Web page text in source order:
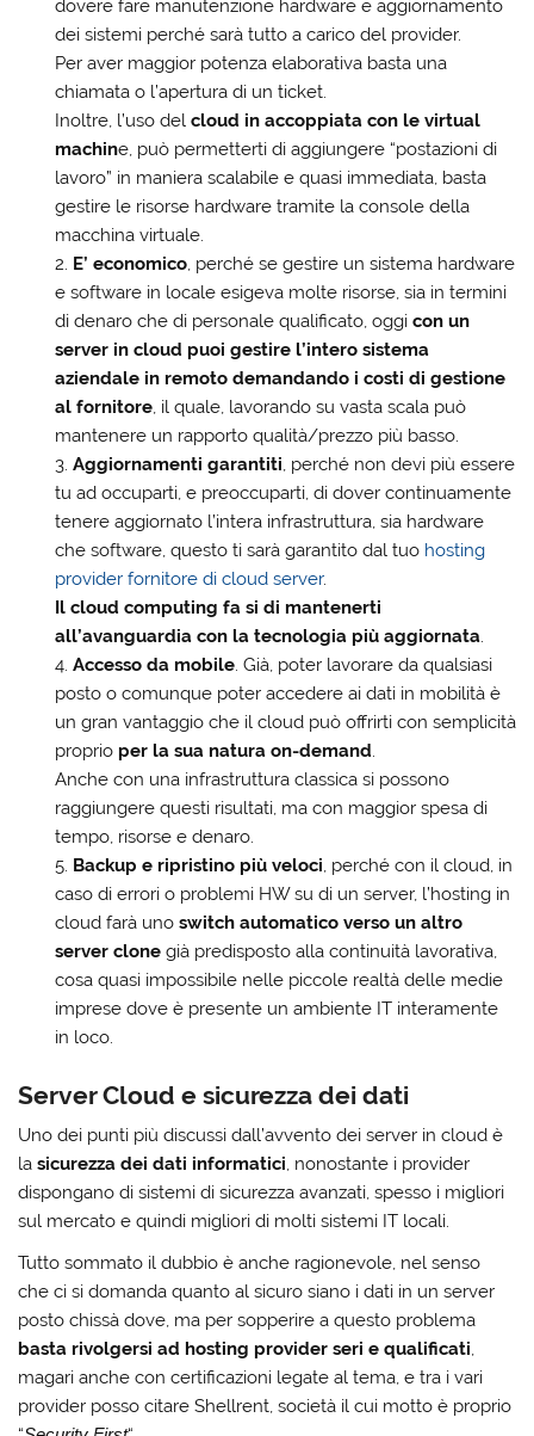
dovere fare manutenzione hardware e aggiornamento
dei sistemi perché sarà tutto a carico del provider.
Per aver maggior potenza elaborativa basta una
chiamata o l’apertura di un ticket.
Inoltre, l’uso del cloud in accoppiata con le virtual
machine, può permetterti di aggiungere “postazioni di
lavoro” in maniera scalabile e quasi immediata, basta
gestire le risorse hardware tramite la console della
macchina virtuale.
E’ economico, perché se gestire un sistema hardware
e software in locale esigeva molte risorse, sia in termini
di denaro che di personale qualificato, oggi con un
server in cloud puoi gestire l’intero sistema
aziendale in remoto demandando i costi di gestione
al fornitore, il quale, lavorando su vasta scala può
mantenere un rapporto qualità/prezzo più basso.
Aggiornamenti garantiti, perché non devi più essere
tu ad occuparti, e preoccuparti, di dover continuamente
tenere aggiornato l’intera infrastruttura, sia hardware
che software, questo ti sarà garantito dal tuo hosting
provider fornitore di cloud server.
Il cloud computing fa si di mantenerti
all’avanguardia con la tecnologia più aggiornata.
Accesso da mobile. Già, poter lavorare da qualsiasi
posto o comunque poter accedere ai dati in mobilità è
un gran vantaggio che il cloud può offrirti con semplicità
proprio per la sua natura on-demand.
Anche con una infrastruttura classica si possono
raggiungere questi risultati, ma con maggior spesa di
tempo, risorse e denaro.
Backup e ripristino più veloci, perché con il cloud, in
caso di errori o problemi HW su di un server, l’hosting in
cloud farà uno switch automatico verso un altro
server clonegià predisposto alla continuità lavorativa,
cosa quasi impossibile nelle piccole realtà delle medie
imprese dove è presente un ambiente IT interamente
in loco.
Server Cloud e sicurezza dei dati
Uno dei punti più discussi dall’avvento dei server in cloud è
lasicurezza dei dati informatici, nonostante i provider
dispongano di sistemi di sicurezza avanzati, spesso i migliori
sul mercato e quindi migliori di molti sistemi IT locali.
Tutto sommato il dubbio è anche ragionevole, nel senso
che ci si domanda quanto al sicuro siano i dati in un server
posto chissà dove, ma per sopperire a questo problema
basta rivolgersi ad hosting provider seri e qualificati,
magari anche con certificazioni legate al tema, e tra i vari
provider posso citare Shellrent, società il cui motto è proprio